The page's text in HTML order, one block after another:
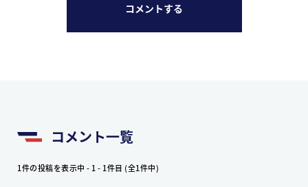
コメントする
コメント一覧
1件の投稿を表示中 - 1 - 1件目 (全1件中)